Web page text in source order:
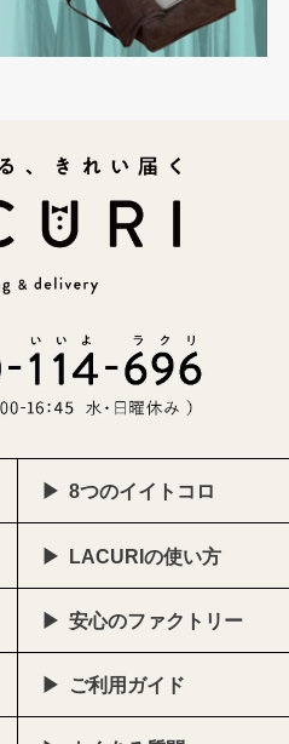
8つのイイトコロ
LACURIの使い方
安心のファクトリー
ご利用ガイド